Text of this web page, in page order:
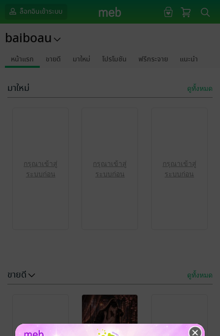
ล็อกอินเข้าระบบ
baiboau
หน้าแรก ขายดี มาใหม่ โปรโมชัน ฟรีกระจาย แนะนำ
มาใหม่ ดูทั้งหมด
กรุณาเข้าสู่
ระบบก่อน
กรุณาเข้าสู่
ระบบก่อน
กรุณาเข้าสู่
ระบบก่อน
กรุณาเข้าสู่
ระบบก่อน
ขายดี ดูทั้งหมด